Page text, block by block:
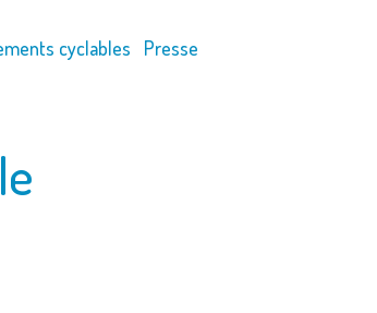
cyclables Presse